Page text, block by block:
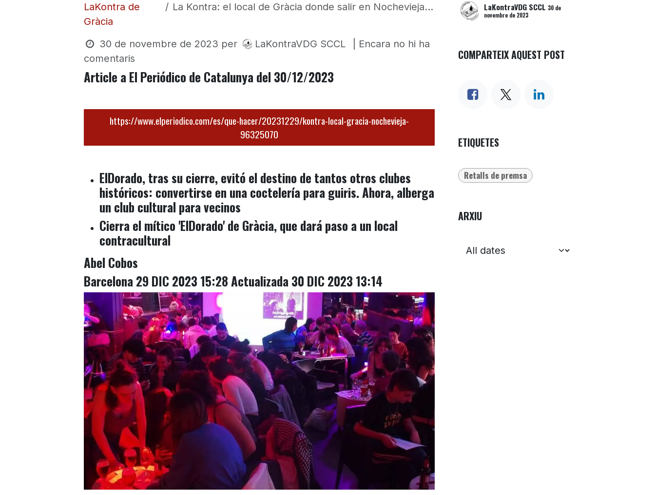
LaKontra de
Gràcia
La Kontra: el local de Gràcia donde salir en Nochevieja sin 'guiris'
30 de novembre de 2023 per LaKontraVDG SCCL
| Encara no hi ha
comentaris
Article a El Periódico de Catalunya del 30/12/2023
https://www.elperiodico.com/es/que-hacer/20231229/kontra-local-gracia-nochevieja-
96325070
ElDorado, tras su cierre, evitó el destino de tantos otros clubes
históricos: convertirse en una coctelería para guiris. Ahora, alberga
un club cultural para vecinos
Cierra el mítico 'ElDorado' de Gràcia, que dará paso a un local
contracultural
Abel Cobos
Barcelona 29 DIC 2023 15:28 Actualizada 30 DIC 2023 13:14
LaKontraVDG SCCL 30 de
novembre de 2023
COMPARTEIX AQUEST POST
ETIQUETES
Retalls de premsa
ARXIU